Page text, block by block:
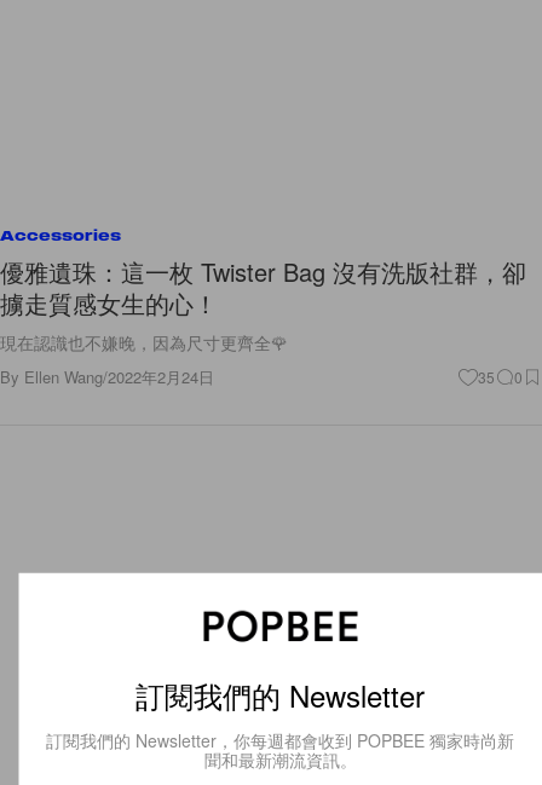
Accessories
優雅遺珠：這一枚 Twister Bag 沒有洗版社群，卻
擄走質感女生的心！
現在認識也不嫌晚，因為尺寸更齊全🌹
By Ellen Wang/2022年2月24日 35 0
訂閱我們的 Newsletter
訂閱我們的 Newsletter，你每週都會收到 POPBEE 獨家時尚新
聞和最新潮流資訊。